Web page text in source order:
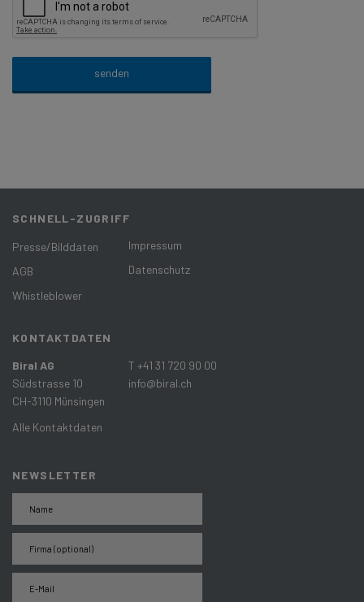
SCHNELL-ZUGRIFF
Presse/Bilddaten
AGB
Whistleblower
Impressum
Datenschutz
KONTAKTDATEN
Biral AG
Südstrasse 10
CH-3110 Münsingen
Alle Kontaktdaten
T +41 31 720 90 00
info@biral.ch
NEWSLETTER